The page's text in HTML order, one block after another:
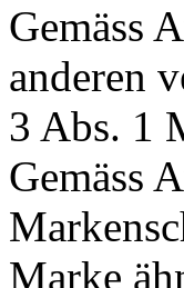
Gemäss
anderen
3 Abs. 1
Gemäss
Marke